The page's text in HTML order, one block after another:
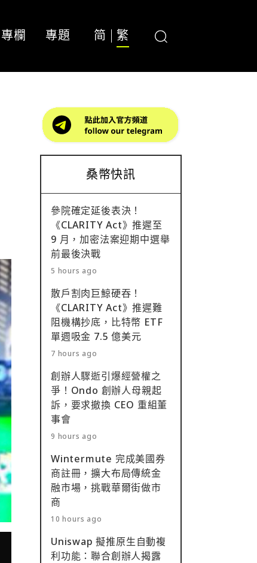
專欄 專題 简 繁
桑幣快訊
參院確定延後表決！
《CLARITY Act》推遲至
9 月，加密法案迎期中選舉
前最後決戰
5 hours ago
散戶割肉巨鯨硬吞！
《CLARITY Act》推遲難
阻機構抄底，比特幣 ETF
單週吸金 7.5 億美元
7 hours ago
創辦人驟逝引爆經營權之
爭！Ondo 創辦人母親起
訴，要求撤換 CEO 重組董
事會
9 hours ago
Wintermute 完成美國券
商註冊，擴大布局傳統金
融市場，挑戰華爾街做市
商
10 hours ago
Uniswap 擬推原生自動複
利功能：聯合創辦人揭露